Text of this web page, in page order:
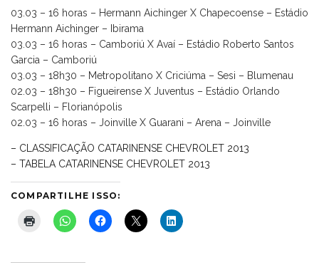
03.03 – 16 horas – Hermann Aichinger X Chapecoense – Estádio
Hermann Aichinger – Ibirama
03.03 – 16 horas – Camboriú X Avaí – Estádio Roberto Santos
Garcia – Camboriú
03.03 – 18h30 – Metropolitano X Criciúma – Sesi – Blumenau
02.03 – 18h30 – Figueirense X Juventus – Estádio Orlando
Scarpelli – Florianópolis
02.03 – 16 horas – Joinville X Guarani – Arena – Joinville
– CLASSIFICAÇÃO CATARINENSE CHEVROLET 2013
– TABELA CATARINENSE CHEVROLET 2013
COMPARTILHE ISSO: